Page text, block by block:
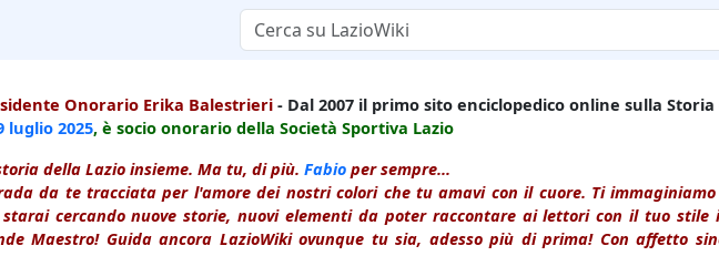
Onorario Erika Balestrieri - Dal 2007 il primo sito enciclopedico online sulla Storia
luglio 2025, è socio onorario della Società Sportiva Lazio
della Lazio insieme. Ma tu, di più. Fabio per sempre...
da te tracciata per l'amore dei nostri colori che tu amavi con il cuore. Ti
starai cercando nuove storie, nuovi elementi da poter raccontare ai lettori con il tuo stile
Maestro! Guida ancora LazioWiki ovunque tu sia, adesso più di prima! Con affetto